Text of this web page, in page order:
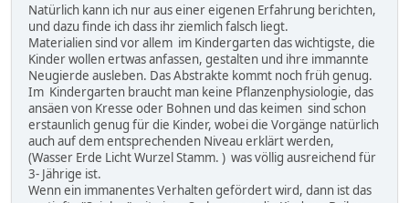
Natürlich kann ich nur aus einer eigenen Erfahrung berichten,
und dazu finde ich dass ihr ziemlich falsch liegt.
Materialien sind vor allem im Kindergarten das wichtigste, die
Kinder wollen ertwas anfassen, gestalten und ihre immannte
Neugierde ausleben. Das Abstrakte kommt noch früh genug.
Im Kindergarten braucht man keine Pflanzenphysiologie, das
ansäen von Kresse oder Bohnen und das keimen sind schon
erstaunlich genug für die Kinder, wobei die Vorgänge natürlich
auch auf dem entsprechenden Niveau erklärt werden,
(Wasser Erde Licht Wurzel Stamm. ) was völlig ausreichend für
3- Jährige ist.
Wenn ein immanentes Verhalten gefördert wird, dann ist das